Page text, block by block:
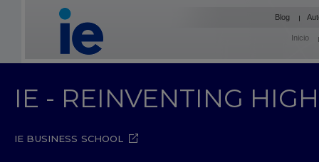
Blog
Inicio
IE - REINVENTING
IE BUSINESS SCHOOL